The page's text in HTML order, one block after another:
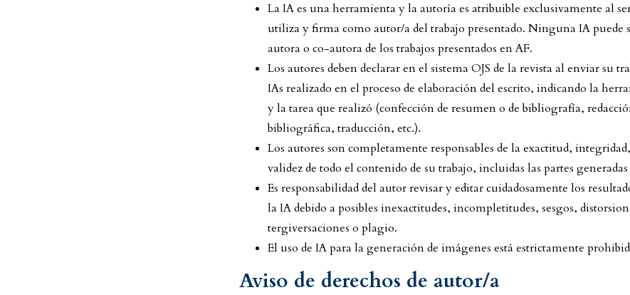
La IA es una herramienta y la autoría es atribuible exclusivamente al
utiliza y firma como autor/a del trabajo presentado. Ninguna IA puede
autora o co-autora de los trabajos presentados en AF.
Los autores deben declarar en el sistema OJS de la revista al enviar su
IAs realizado en el proceso de elaboración del escrito, indicando la
y la tarea que realizó (confección de resumen o de bibliografía,
bibliográfica, traducción, etc.).
Los autores son completamente responsables de la exactitud,
validez de todo el contenido de su trabajo, incluidas las partes
Es responsabilidad del autor revisar y editar cuidadosamente los
la IA debido a posibles inexactitudes, incompletitudes, sesgos,
tergiversaciones o plagio.
El uso de IA para la generación de imágenes está estrictamente
Aviso de derechos de autor/a